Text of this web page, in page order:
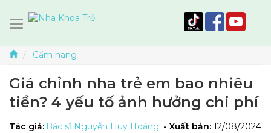
Cẩm nang
Giá chỉnh nha trẻ em bao nhiêu
tiền? 4 yếu tố ảnh hưởng chi phí
Tác giả: Bác sĩ Nguyễn Huy Hoàng - Xuất bản: 12/08/2024